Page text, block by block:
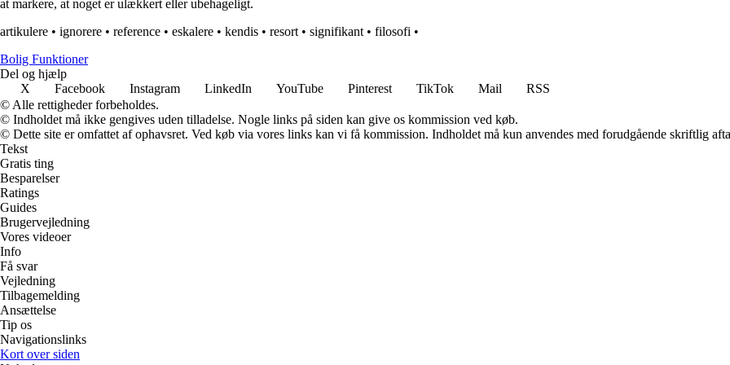
at markere, at noget er ulækkert eller ubehageligt.
artikulere • ignorere • reference • eskalere • kendis • resort • signifikant • filosofi •
Bolig Funktioner
Del og hjælp
X
Facebook Instagram LinkedIn YouTube Pinterest TikTok Mail
RSS
© Alle rettigheder forbeholdes.
© Indholdet må ikke gengives uden tilladelse. Nogle links på siden kan give os kommission ved køb.
© Dette site er omfattet af ophavsret. Ved køb via vores links kan vi få kommission. Indholdet må kun anvendes med forudgående skriftlig
Tekst
Gratis ting
Besparelser
Ratings
Guides
Brugervejledning
Vores videoer
Info
Få svar
Vejledning
Tilbagemelding
Ansættelse
Tip os
Navigationslinks
Kort over siden